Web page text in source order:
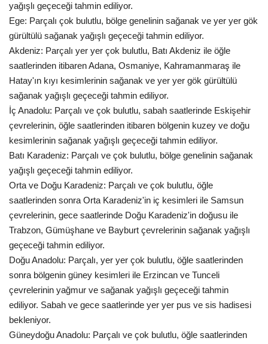
yağışlı geçeceği tahmin ediliyor.
Ege: Parçalı çok bulutlu, bölge genelinin sağanak ve yer yer gök
gürültülü sağanak yağışlı geçeceği tahmin ediliyor.
Akdeniz: Parçalı yer yer çok bulutlu, Batı Akdeniz ile öğle
saatlerinden itibaren Adana, Osmaniye, Kahramanmaraş ile
Hatay'ın kıyı kesimlerinin sağanak ve yer yer gök gürültülü
sağanak yağışlı geçeceği tahmin ediliyor.
İç Anadolu: Parçalı ve çok bulutlu, sabah saatlerinde Eskişehir
çevrelerinin, öğle saatlerinden itibaren bölgenin kuzey ve doğu
kesimlerinin sağanak yağışlı geçeceği tahmin ediliyor.
Batı Karadeniz: Parçalı ve çok bulutlu, bölge genelinin sağanak
yağışlı geçeceği tahmin ediliyor.
Orta ve Doğu Karadeniz: Parçalı ve çok bulutlu, öğle
saatlerinden sonra Orta Karadeniz'in iç kesimleri ile Samsun
çevrelerinin, gece saatlerinde Doğu Karadeniz'in doğusu ile
Trabzon, Gümüşhane ve Bayburt çevrelerinin sağanak yağışlı
geçeceği tahmin ediliyor.
Doğu Anadolu: Parçalı, yer yer çok bulutlu, öğle saatlerinden
sonra bölgenin güney kesimleri ile Erzincan ve Tunceli
çevrelerinin yağmur ve sağanak yağışlı geçeceği tahmin
ediliyor. Sabah ve gece saatlerinde yer yer pus ve sis hadisesi
bekleniyor.
Güneydoğu Anadolu: Parçalı ve çok bulutlu, öğle saatlerinden